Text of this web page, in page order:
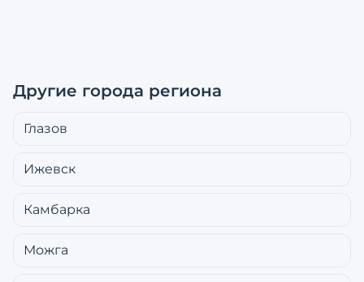
Другие города региона
Глазов
Ижевск
Камбарка
Можга